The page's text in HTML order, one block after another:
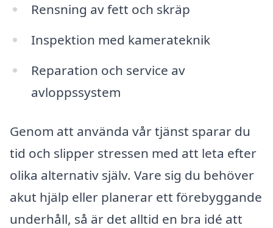
Rensning av fett och skräp
Inspektion med kamerateknik
Reparation och service av
avloppssystem
Genom att använda vår tjänst sparar du
tid och slipper stressen med att leta efter
olika alternativ själv. Vare sig du behöver
akut hjälp eller planerar ett förebyggande
underhåll, så är det alltid en bra idé att